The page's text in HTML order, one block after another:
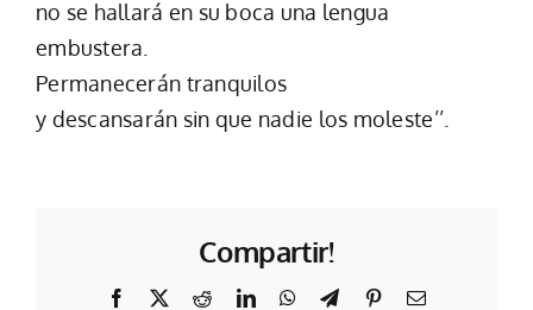
no se hallará en su boca una lengua
embustera.
Permanecerán tranquilos
y descansarán sin que nadie los moleste’’.
Compartir!
Facebook RedditLinkedInWhatsApp
TelegramPinterestEmail